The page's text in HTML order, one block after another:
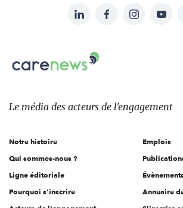
sur:
LinkedInFacebookInstagram
Le
des
l'engagement
Le média des acteurs de l'engagement
Notre histoire
Qui sommes-nous ?
Ligne éditoriale
Pourquoi s'inscrire
Emplois
Annuaire